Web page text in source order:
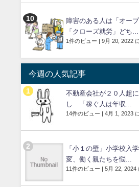
障害のある人は「オープ
「クローズ就労」どち...
1件のビュー | 9月 20, 2022
今週の人気記事
不動産会社が２０人超
し 「稼ぐ人は年収...
14件のビュー | 4月 1, 2023
「小１の壁」小学校入
変、働く親たちを悩...
11件のビュー | 5月 22, 2024